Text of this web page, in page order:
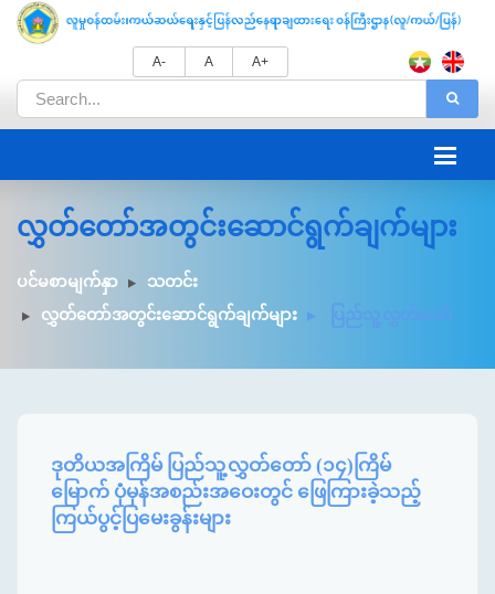
A- A A+
လွှတ်တော်အတွင်းဆောင်ရွက်ချက်များ
ပင်မစာမျက်နှာ
သတင်း
လွှတ်တော်အတွင်းဆောင်ရွက်ချက်များ
ပြည်သူ့လွှတ်တော်
ဒုတိယအကြိမ် ပြည်သူ့လွှတ်တော် (၁၄)ကြိမ်
မြောက် ပုံမှန်အစည်းအဝေးတွင် ဖြေကြားခဲ့သည့်
ကြယ်ပွင့်ပြမေးခွန်းများ